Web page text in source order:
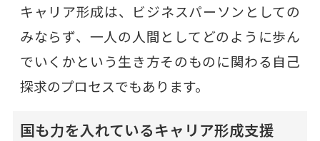
キャリア形成は、ビジネスパーソンとしての
みならず、一人の人間としてどのように歩ん
でいくかという生き方そのものに関わる自己
探求のプロセスでもあります。
国も力を入れているキャリア形成支援